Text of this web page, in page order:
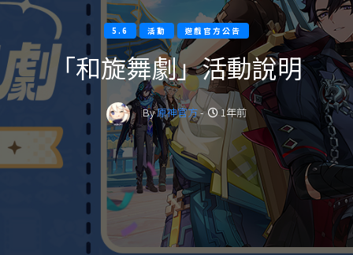
5.6 活動 遊戲官方公告
「和旋舞劇」活動說明
By原神官方- 1年前